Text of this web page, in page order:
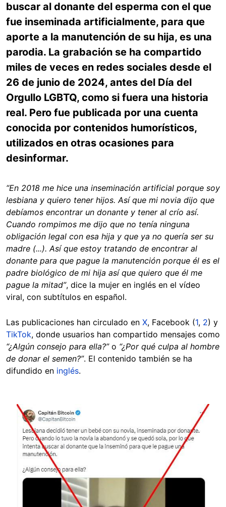
buscar al donante del esperma con el que
fue inseminada artificialmente, para que
aporte a la manutención de su hija, es una
parodia. La grabación se ha compartido
miles de veces en redes sociales desde el
26 de junio de 2024, antes del Día del
Orgullo LGBTQ, como si fuera una historia
real. Pero fue publicada por una cuenta
conocida por contenidos humorísticos,
utilizados en otras ocasiones para
desinformar.
“En 2018 me hice una inseminación artificial porque soy
lesbiana y quiero tener hijos. Así que mi novia dijo que
debíamos encontrar un donante y tener al crío así.
Cuando rompimos me dijo que no tenía ninguna
obligación legal con esa hija y que ya no quería ser su
madre (...). Así que estoy tratando de encontrar al
donante para que pague la manutención porque él es el
padre biológico de mi hija así que quiero que él me
pague la mitad”, dice la mujer en inglés en el vídeo
viral, con subtítulos en español.
Las publicaciones han circulado en X, Facebook (1, 2) y
TikTok, donde usuarios han compartido mensajes como
“¿Algún consejo para ella?”o “¿Por qué culpa al hombre
de donar el semen?”. El contenido también se ha
difundido en inglés.
Image